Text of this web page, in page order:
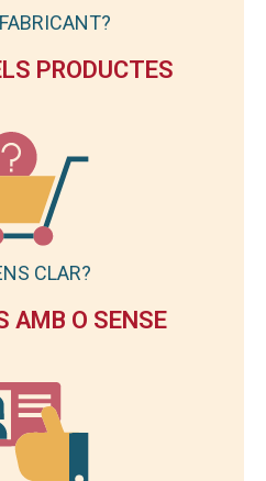
PRODUCTES
CLAR?
AMB O SENSE